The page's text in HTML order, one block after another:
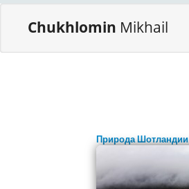
Chukhlomin Mikhail
Природа Шотландии